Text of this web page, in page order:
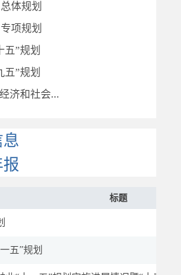
总体规划
专项规划
五”规划
五”规划
济和社会...
划
间规划
标题
五”规划